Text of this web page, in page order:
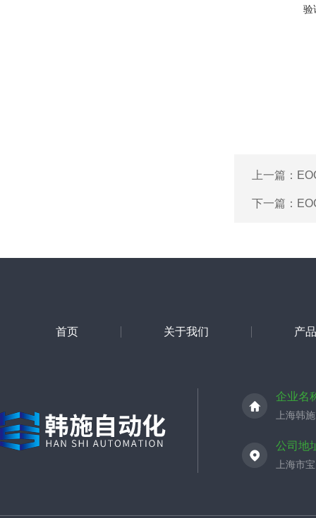
验
上一篇：
下一篇：
首页 关于我们 产
企业名
上海韩
公司地
上海市